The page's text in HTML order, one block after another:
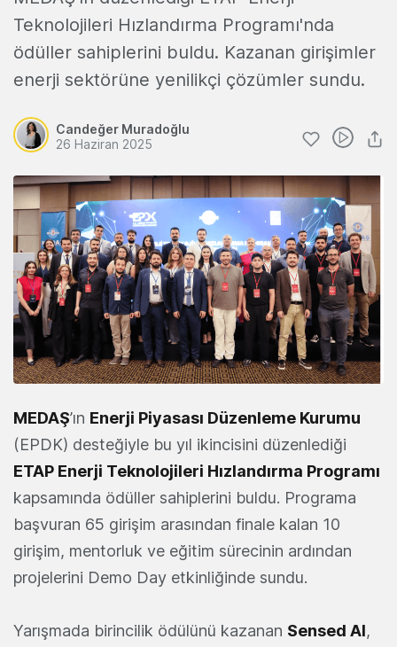
Teknolojileri Hızlandırma Programı'nda
ödüller sahiplerini buldu. Kazanan girişimler
enerji sektörüne yenilikçi çözümler sundu.
Candeğer Muradoğlu
26 Haziran 2025
MEDAŞ’ın Enerji Piyasası Düzenleme Kurumu
(EPDK) desteğiyle bu yıl ikincisini düzenlediği
ETAP Enerji Teknolojileri Hızlandırma Programı
kapsamında ödüller sahiplerini buldu. Programa
başvuran 65 girişim arasından finale kalan 10
girişim, mentorluk ve eğitim sürecinin ardından
projelerini Demo Day etkinliğinde sundu.
Yarışmada birincilik ödülünü kazanan Sensed AI,